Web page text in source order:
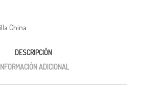
China
DESCRIPCIÓN
ADICIONAL